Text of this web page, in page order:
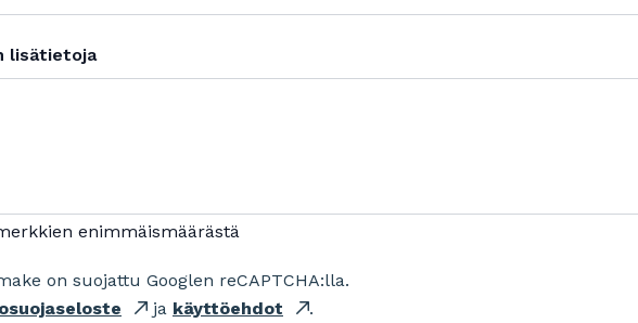
lisätietoja
enimmäismäärästä
on suojattu Googlen reCAPTCHA:lla.
ja käyttöehdot .